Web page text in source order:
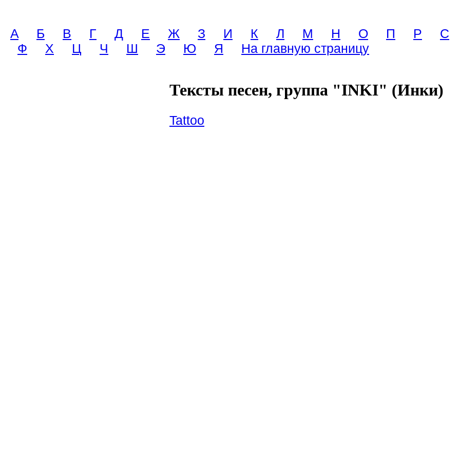
A Б В Г Д Е Ж З И К Л М Н О П Р
С
Ф
Х Ц Ч Ш Э Ю Я На главную страницу
Тексты песен, группа "INKI" (Инки)
Tattoo